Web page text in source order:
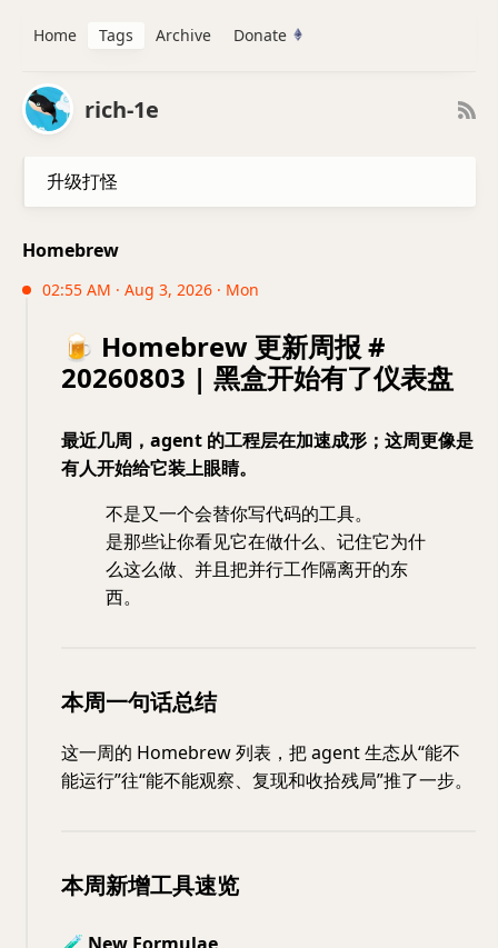
rich-1e
升级打怪
Homebrew
02:55 AM · Aug 3, 2026 · Mon
🍺 Homebrew 更新周报 #
20260803 | 黑盒开始有了仪表盘
最近几周，agent 的工程层在加速成形；这周更像是
有人开始给它装上眼睛。
不是又一个会替你写代码的工具。
是那些让你看见它在做什么、记住它为什
么这么做、并且把并行工作隔离开的东
西。
本周一句话总结
这一周的 Homebrew 列表，把 agent 生态从“能不
能运行”往“能不能观察、复现和收拾残局”推了一步。
本周新增工具速览
🧪 New Formulae
Home Tags Archive Donate